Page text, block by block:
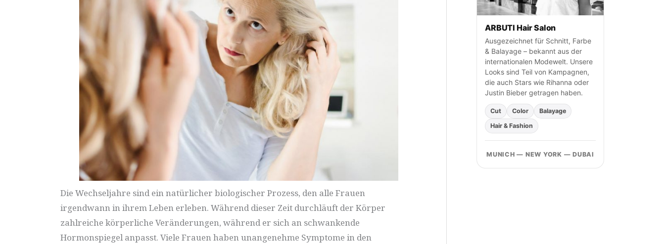
Die Wechseljahre sind ein natürlicher biologischer Prozess, den alle Frauen
irgendwann in ihrem Leben erleben. Während dieser Zeit durchläuft der Körper
zahlreiche körperliche Veränderungen, während er sich an schwankende
Hormonspiegel anpasst. Viele Frauen haben unangenehme Symptome in den
a
ARBUTI Hair Salon
Ausgezeichnet für Schnitt, Farbe
& Balayage – bekannt aus der
internationalen Modewelt. Unsere
Looks sind Teil von Kampagnen,
die auch Stars wie Rihanna oder
Justin Bieber getragen haben.
Cut Color
Balayage
Hair & Fashion
MUNICH — NEW YORK — DUBAI